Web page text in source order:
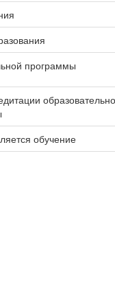
программы
обучение